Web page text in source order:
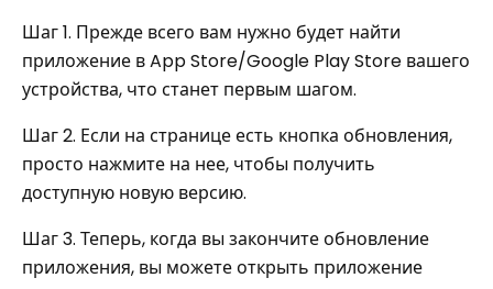
Шаг 1. Прежде всего вам нужно будет найти
приложение в App Store/Google Play Store вашего
устройства, что станет первым шагом.
Шаг 2. Если на странице есть кнопка обновления,
просто нажмите на нее, чтобы получить
доступную новую версию.
Шаг 3. Теперь, когда вы закончите обновление
приложения, вы можете открыть приложение